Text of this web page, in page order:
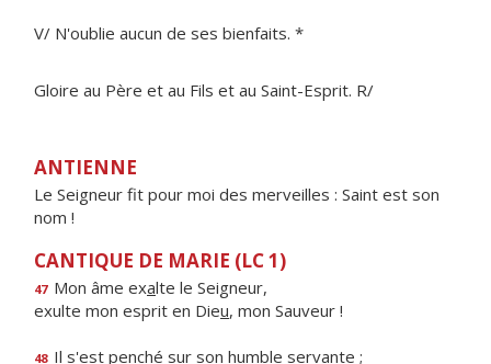
V/ N'oublie aucun de ses bienfaits. *
Gloire au Père et au Fils et au Saint-Esprit. R/
ANTIENNE
Le Seigneur fit pour moi des merveilles : Saint est son
nom !
CANTIQUE DE MARIE (LC 1)
47 Mon âme exalte le Seigneur,
exulte mon esprit en Dieu, mon Sauveur !
48 Il s'est penché sur son humble servante ;